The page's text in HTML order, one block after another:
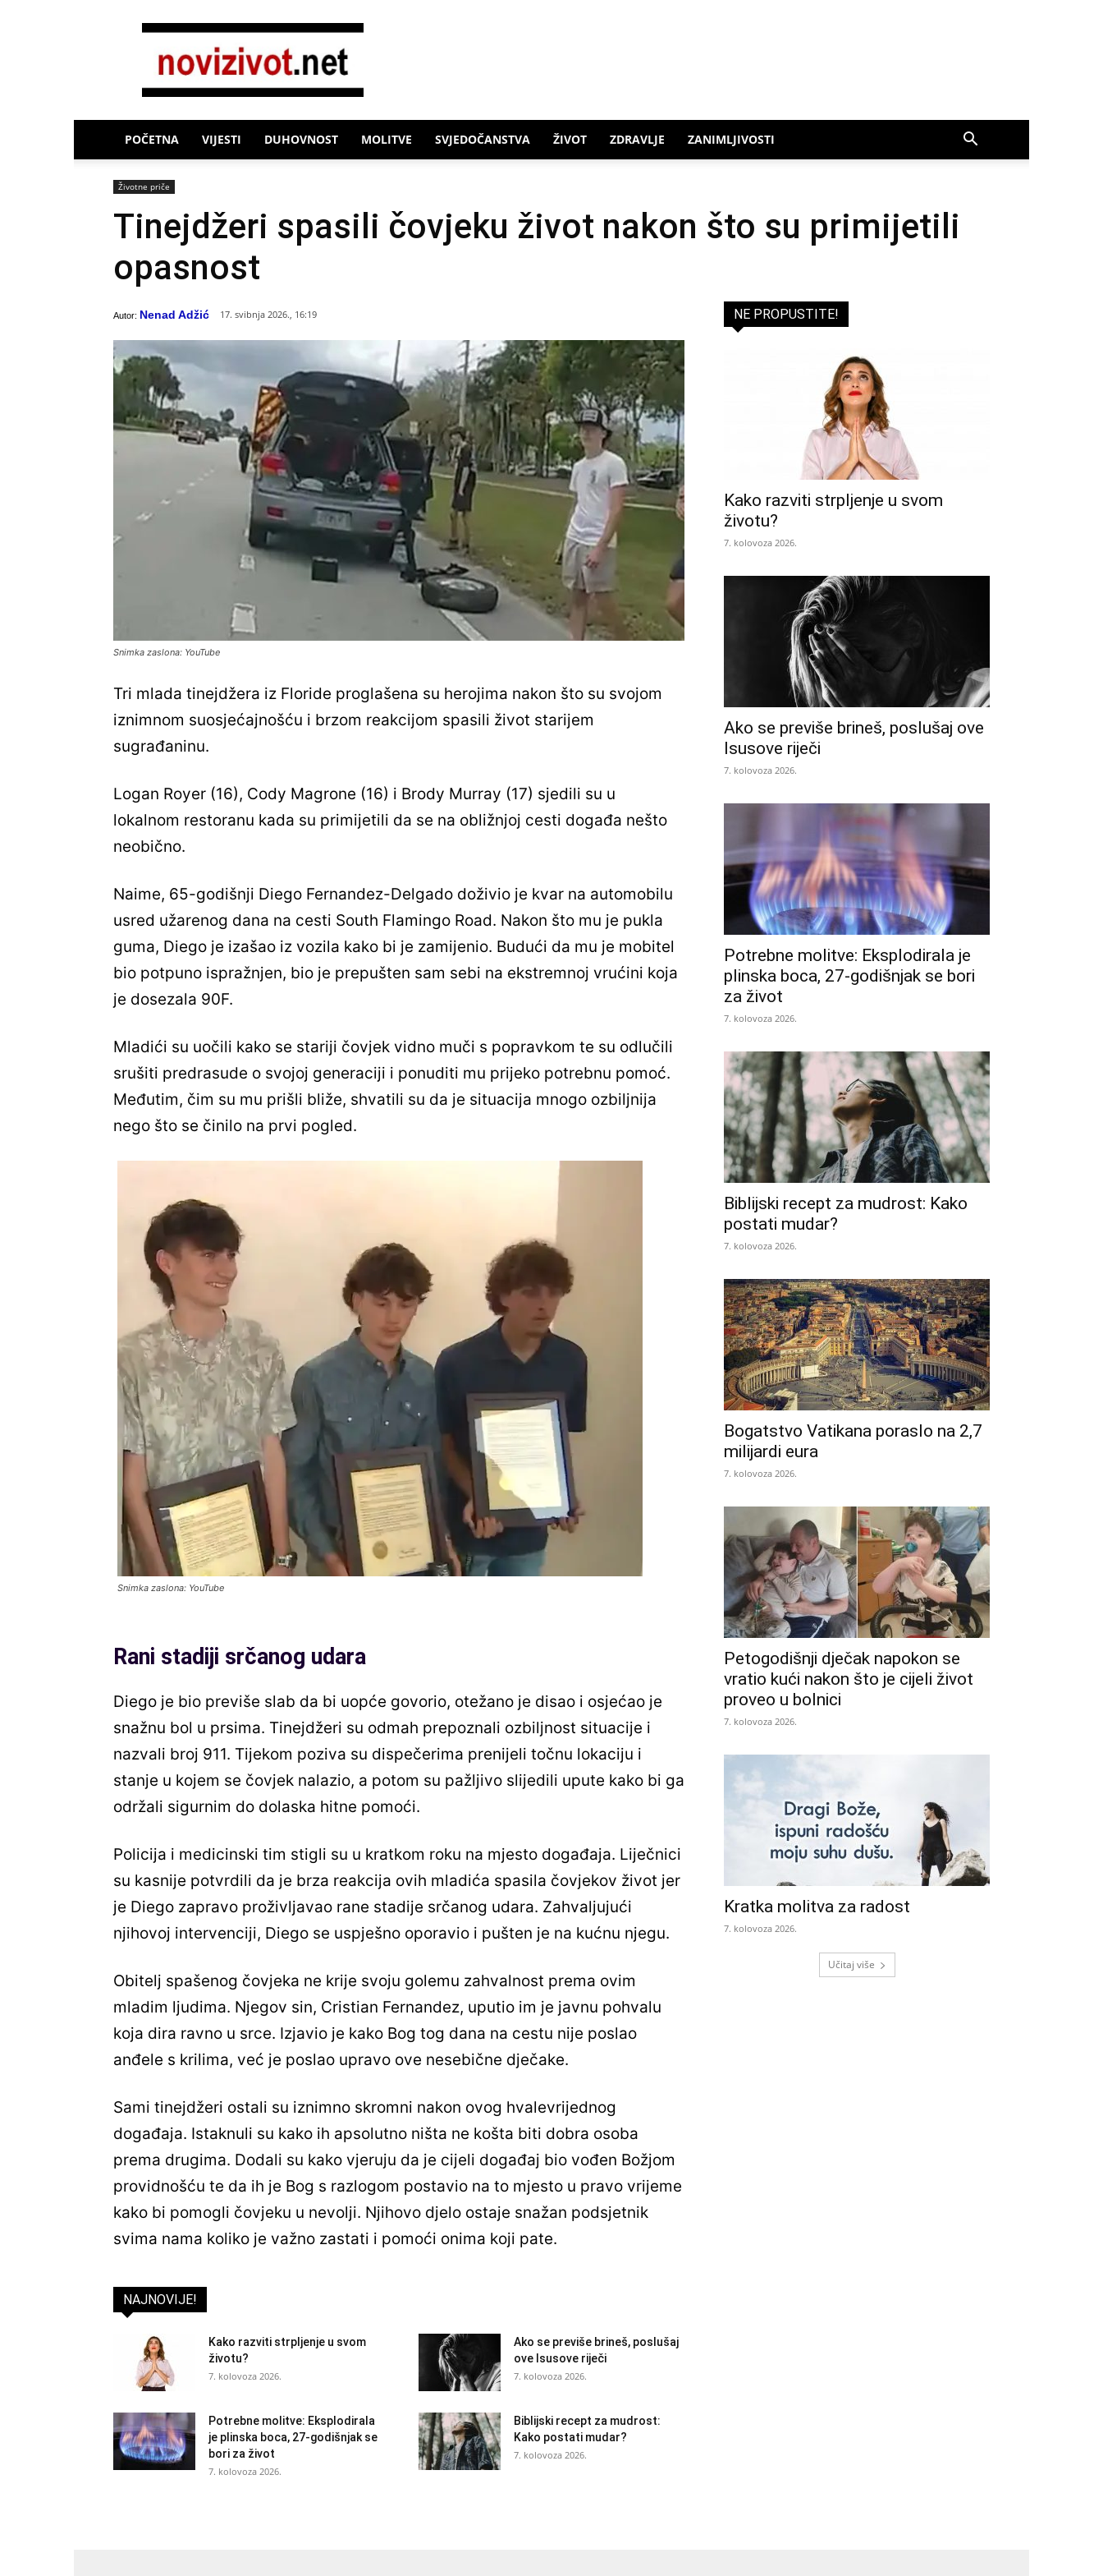
Novi
POČETNA VIJESTI DUHOVNOST MOLITVE SVJEDOČANSTVA ŽIVOT ZDRAVLJE ZANIMLJIVOSTI
Životne priče
Tinejdžeri spasili čovjeku život nakon što su primijetili
opasnost
Autor: Nenad Adžić 17. svibnja 2026., 16:19
Snimka zaslona: YouTube
Tri mlada tinejdžera iz Floride proglašena su herojima nakon što su svojom
iznimnom suosjećajnošću i brzom reakcijom spasili život starijem
sugrađaninu.
Logan Royer (16), Cody Magrone (16) i Brody Murray (17) sjedili su u
lokalnom restoranu kada su primijetili da se na obližnjoj cesti događa nešto
neobično.
Naime, 65-godišnji Diego Fernandez-Delgado doživio je kvar na automobilu
usred užarenog dana na cesti South Flamingo Road. Nakon što mu je pukla
guma, Diego je izašao iz vozila kako bi je zamijenio. Budući da mu je mobitel
bio potpuno ispražnjen, bio je prepušten sam sebi na ekstremnoj vrućini koja
je dosezala 90F.
Mladići su uočili kako se stariji čovjek vidno muči s popravkom te su odlučili
srušiti predrasude o svojoj generaciji i ponuditi mu prijeko potrebnu pomoć.
Međutim, čim su mu prišli bliže, shvatili su da je situacija mnogo ozbiljnija
nego što se činilo na prvi pogled.
Snimka zaslona: YouTube
Rani stadiji srčanog udara
Diego je bio previše slab da bi uopće govorio, otežano je disao i osjećao je
snažnu bol u prsima. Tinejdžeri su odmah prepoznali ozbiljnost situacije i
nazvali broj 911. Tijekom poziva su dispečerima prenijeli točnu lokaciju i
stanje u kojem se čovjek nalazio, a potom su pažljivo slijedili upute kako bi ga
održali sigurnim do dolaska hitne pomoći.
Policija i medicinski tim stigli su u kratkom roku na mjesto događaja. Liječnici
su kasnije potvrdili da je brza reakcija ovih mladića spasila čovjekov život jer
je Diego zapravo proživljavao rane stadije srčanog udara. Zahvaljujući
njihovoj intervenciji, Diego se uspješno oporavio i pušten je na kućnu njegu.
Obitelj spašenog čovjeka ne krije svoju golemu zahvalnost prema ovim
mladim ljudima. Njegov sin, Cristian Fernandez, uputio im je javnu pohvalu
koja dira ravno u srce. Izjavio je kako Bog tog dana na cestu nije poslao
anđele s krilima, već je poslao upravo ove nesebične dječake.
Sami tinejdžeri ostali su iznimno skromni nakon ovog hvalevrijednog
događaja. Istaknuli su kako ih apsolutno ništa ne košta biti dobra osoba
prema drugima. Dodali su kako vjeruju da je cijeli događaj bio vođen Božjom
providnošću te da ih je Bog s razlogom postavio na to mjesto u pravo vrijeme
kako bi pomogli čovjeku u nevolji. Njihovo djelo ostaje snažan podsjetnik
svima nama koliko je važno zastati i pomoći onima koji pate.
NAJNOVIJE!
Kako razviti strpljenje u svom
životu?
7. kolovoza 2026.
Ako se previše brineš, poslušaj
ove Isusove riječi
7. kolovoza 2026.
Potrebne molitve: Eksplodirala
je plinska boca, 27-godišnjak se
bori za život
7. kolovoza 2026.
Biblijski recept za mudrost:
Kako postati mudar?
7. kolovoza 2026.
NE PROPUSTITE!
Kako razviti strpljenje u svom
životu?
7. kolovoza 2026.
Ako se previše brineš, poslušaj ove
Isusove riječi
7. kolovoza 2026.
Potrebne molitve: Eksplodirala je
plinska boca, 27-godišnjak se bori
za život
7. kolovoza 2026.
Biblijski recept za mudrost: Kako
postati mudar?
7. kolovoza 2026.
Bogatstvo Vatikana poraslo na 2,7
milijardi eura
7. kolovoza 2026.
Petogodišnji dječak napokon se
vratio kući nakon što je cijeli život
proveo u bolnici
7. kolovoza 2026.
Kratka molitva za radost
7. kolovoza 2026.
Učitaj više